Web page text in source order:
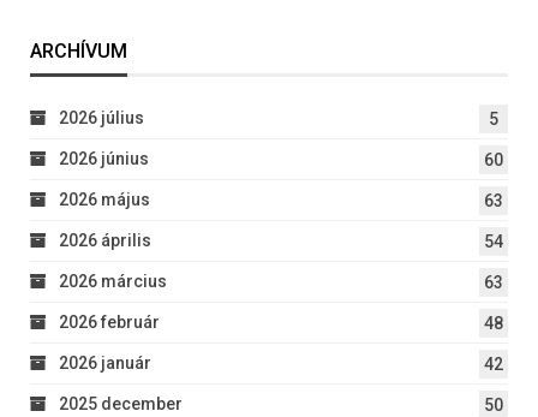
ARCHÍVUM
2026 július 5
2026 június 60
2026 május 63
2026 április 54
2026 március 63
2026 február 48
2026 január 42
2025 december 50